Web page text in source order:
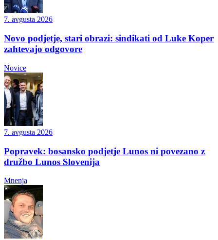
7. avgusta 2026
Novo podjetje, stari obrazi: sindikati od Luke Koper
zahtevajo odgovore
Novice
7. avgusta 2026
Popravek: bosansko podjetje Lunos ni povezano z
družbo Lunos Slovenija
Mnenja